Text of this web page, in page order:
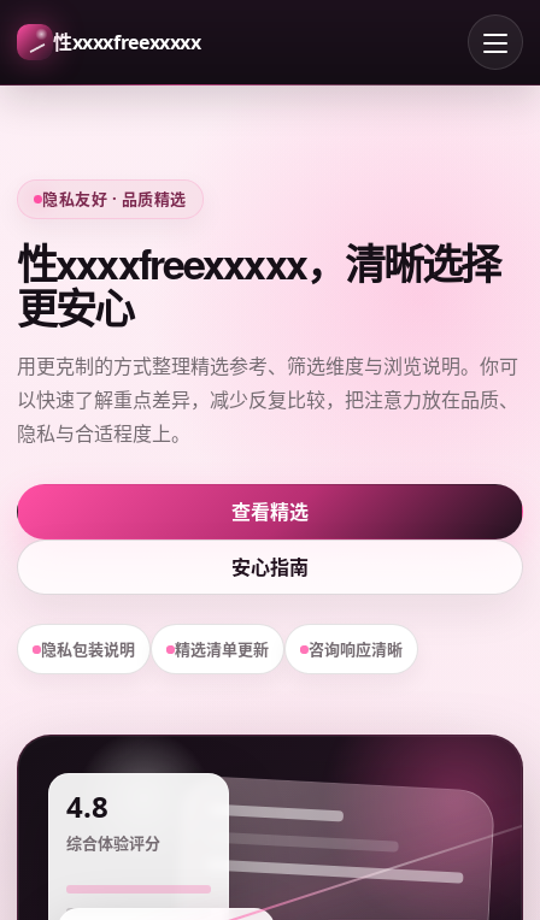
性xxxxfreexxxxx
隐私友好 · 品质精选
性xxxxfreexxxxx，清晰选择
更安心
用更克制的方式整理精选参考、筛选维度与浏览说明。你可
以快速了解重点差异，减少反复比较，把注意力放在品质、
隐私与合适程度上。
查看精选
安心指南
隐私包装说明 精选清单更新 咨询响应清晰
4.8
综合体验评分